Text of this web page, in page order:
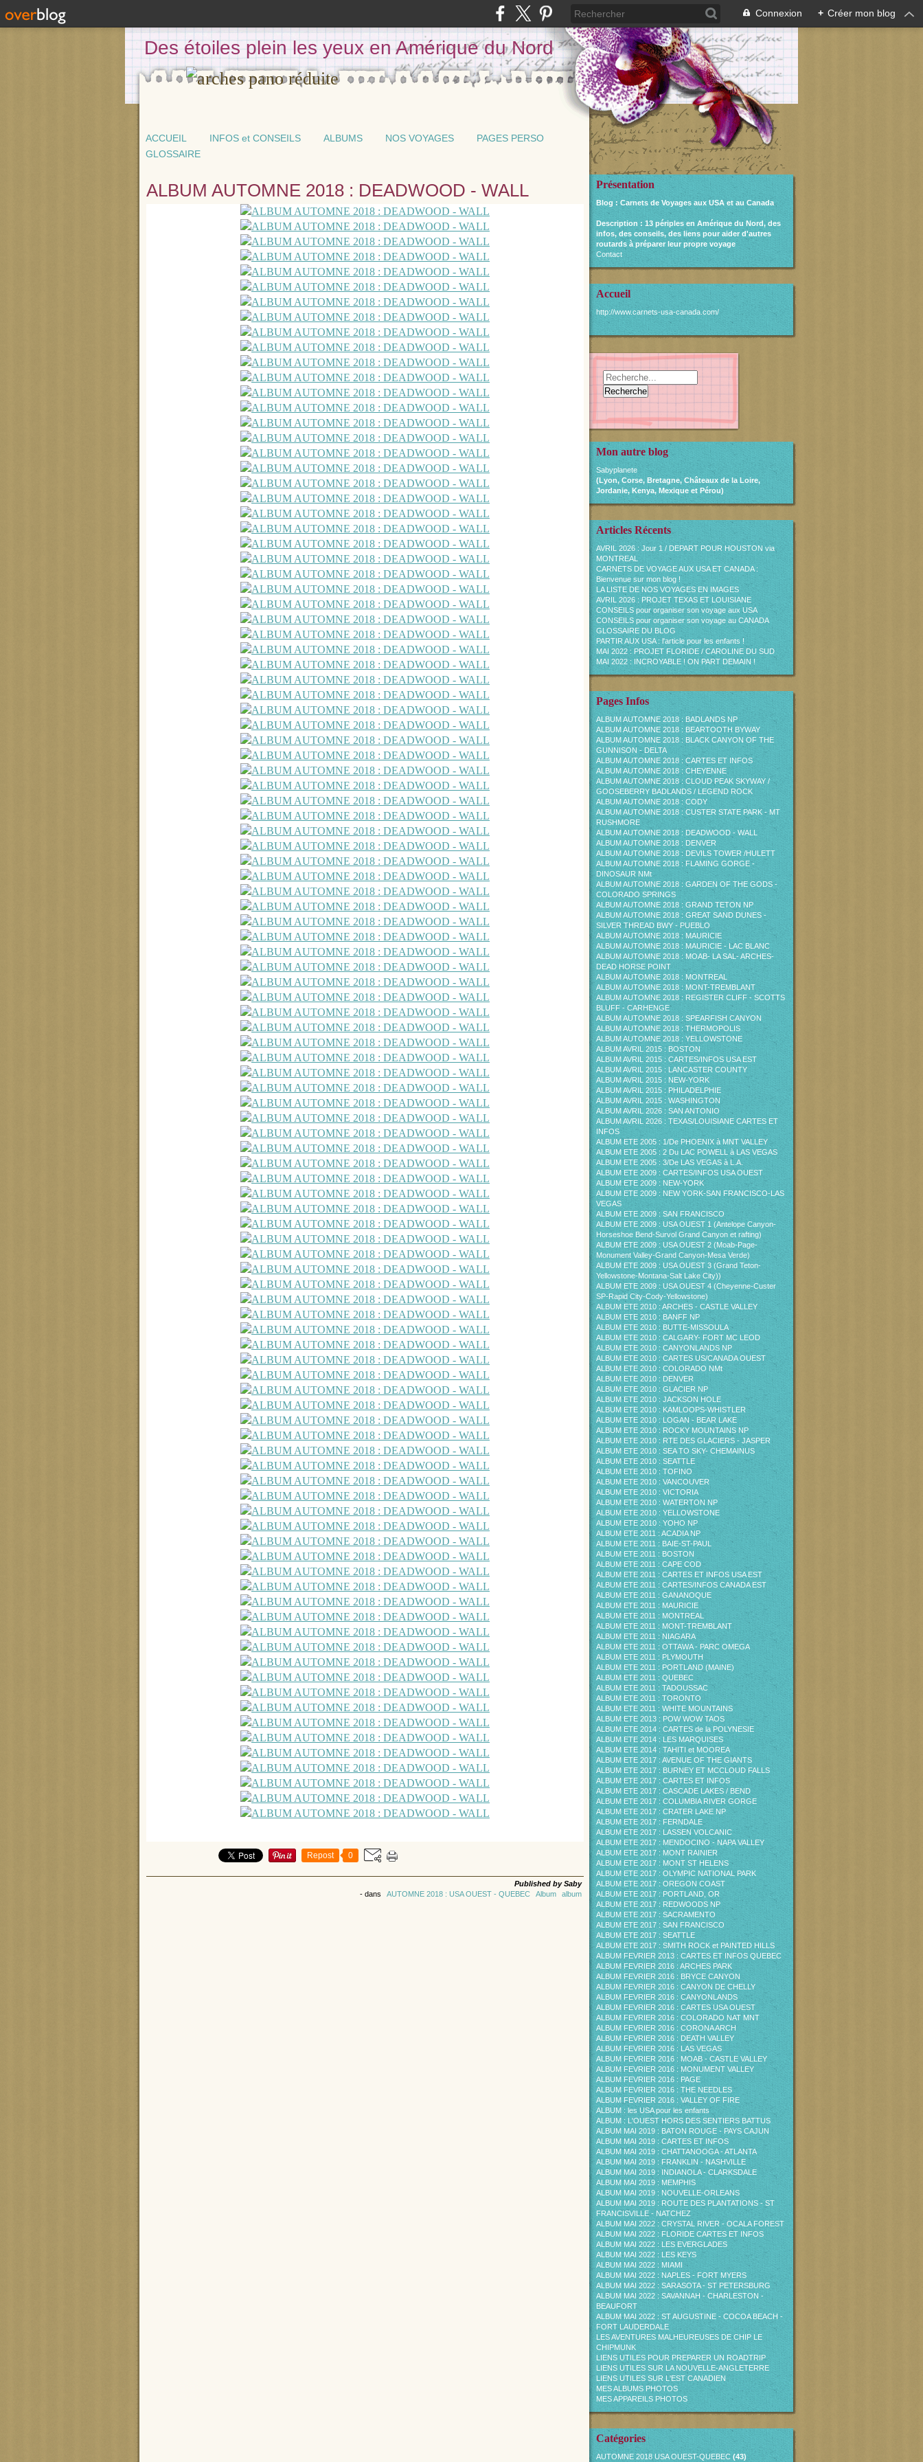
Connexion + Créer mon blog
Des étoiles plein les yeux en Amérique du Nord
ACCUEIL INFOS et CONSEILS ALBUMS NOS VOYAGES
PAGES PERSO
GLOSSAIRE
ALBUM AUTOMNE 2018 : DEADWOOD - WALL
Repost 0
Published by Saby
- dans AUTOMNE 2018 : USA OUEST - QUEBEC Album album
Présentation
Blog : Carnets de Voyages aux USA et au Canada
Description : 13 périples en Amérique du Nord, des
infos, des conseils, des liens pour aider d'autres
routards à préparer leur propre voyage
Contact
Accueil
http://www.carnets-usa-canada.com/
Mon autre blog
Sabyplanete
(Lyon, Corse, Bretagne, Châteaux de la Loire,
Jordanie, Kenya, Mexique et Pérou)
Articles Récents
AVRIL 2026 : Jour 1 / DEPART POUR HOUSTON via
MONTREAL
CARNETS DE VOYAGE AUX USA ET CANADA :
Bienvenue sur mon blog !
LA LISTE DE NOS VOYAGES EN IMAGES
AVRIL 2026 : PROJET TEXAS ET LOUISIANE
CONSEILS pour organiser son voyage aux USA
CONSEILS pour organiser son voyage au CANADA
GLOSSAIRE DU BLOG
PARTIR AUX USA : l'article pour les enfants !
MAI 2022 : PROJET FLORIDE / CAROLINE DU SUD
MAI 2022 : INCROYABLE ! ON PART DEMAIN !
Pages Infos
ALBUM AUTOMNE 2018 : BADLANDS NP
ALBUM AUTOMNE 2018 : BEARTOOTH BYWAY
ALBUM AUTOMNE 2018 : BLACK CANYON OF THE
GUNNISON - DELTA
ALBUM AUTOMNE 2018 : CARTES ET INFOS
ALBUM AUTOMNE 2018 : CHEYENNE
ALBUM AUTOMNE 2018 : CLOUD PEAK SKYWAY /
GOOSEBERRY BADLANDS / LEGEND ROCK
ALBUM AUTOMNE 2018 : CODY
ALBUM AUTOMNE 2018 : CUSTER STATE PARK - MT
RUSHMORE
ALBUM AUTOMNE 2018 : DEADWOOD - WALL
ALBUM AUTOMNE 2018 : DENVER
ALBUM AUTOMNE 2018 : DEVILS TOWER /HULETT
ALBUM AUTOMNE 2018 : FLAMING GORGE -
DINOSAUR NMt
ALBUM AUTOMNE 2018 : GARDEN OF THE GODS -
COLORADO SPRINGS
ALBUM AUTOMNE 2018 : GRAND TETON NP
ALBUM AUTOMNE 2018 : GREAT SAND DUNES -
SILVER THREAD BWY - PUEBLO
ALBUM AUTOMNE 2018 : MAURICIE
ALBUM AUTOMNE 2018 : MAURICIE - LAC BLANC
ALBUM AUTOMNE 2018 : MOAB- LA SAL- ARCHES-
DEAD HORSE POINT
ALBUM AUTOMNE 2018 : MONTREAL
ALBUM AUTOMNE 2018 : MONT-TREMBLANT
ALBUM AUTOMNE 2018 : REGISTER CLIFF - SCOTTS
BLUFF - CARHENGE
ALBUM AUTOMNE 2018 : SPEARFISH CANYON
ALBUM AUTOMNE 2018 : THERMOPOLIS
ALBUM AUTOMNE 2018 : YELLOWSTONE
ALBUM AVRIL 2015 : BOSTON
ALBUM AVRIL 2015 : CARTES/INFOS USA EST
ALBUM AVRIL 2015 : LANCASTER COUNTY
ALBUM AVRIL 2015 : NEW-YORK
ALBUM AVRIL 2015 : PHILADELPHIE
ALBUM AVRIL 2015 : WASHINGTON
ALBUM AVRIL 2026 : SAN ANTONIO
ALBUM AVRIL 2026 : TEXAS/LOUISIANE CARTES ET
INFOS
ALBUM ETE 2005 : 1/De PHOENIX à MNT VALLEY
ALBUM ETE 2005 : 2 Du LAC POWELL à LAS VEGAS
ALBUM ETE 2005 : 3/De LAS VEGAS à L.A.
ALBUM ETE 2009 : CARTES/INFOS USA OUEST
ALBUM ETE 2009 : NEW-YORK
ALBUM ETE 2009 : NEW YORK-SAN FRANCISCO-LAS
VEGAS
ALBUM ETE 2009 : SAN FRANCISCO
ALBUM ETE 2009 : USA OUEST 1 (Antelope Canyon-
Horseshoe Bend-Survol Grand Canyon et rafting)
ALBUM ETE 2009 : USA OUEST 2 (Moab-Page-
Monument Valley-Grand Canyon-Mesa Verde)
ALBUM ETE 2009 : USA OUEST 3 (Grand Teton-
Yellowstone-Montana-Salt Lake City))
ALBUM ETE 2009 : USA OUEST 4 (Cheyenne-Custer
SP-Rapid City-Cody-Yellowstone)
ALBUM ETE 2010 : ARCHES - CASTLE VALLEY
ALBUM ETE 2010 : BANFF NP
ALBUM ETE 2010 : BUTTE-MISSOULA
ALBUM ETE 2010 : CALGARY- FORT MC LEOD
ALBUM ETE 2010 : CANYONLANDS NP
ALBUM ETE 2010 : CARTES US/CANADA OUEST
ALBUM ETE 2010 : COLORADO NMt
ALBUM ETE 2010 : DENVER
ALBUM ETE 2010 : GLACIER NP
ALBUM ETE 2010 : JACKSON HOLE
ALBUM ETE 2010 : KAMLOOPS-WHISTLER
ALBUM ETE 2010 : LOGAN - BEAR LAKE
ALBUM ETE 2010 : ROCKY MOUNTAINS NP
ALBUM ETE 2010 : RTE DES GLACIERS - JASPER
ALBUM ETE 2010 : SEA TO SKY- CHEMAINUS
ALBUM ETE 2010 : SEATTLE
ALBUM ETE 2010 : TOFINO
ALBUM ETE 2010 : VANCOUVER
ALBUM ETE 2010 : VICTORIA
ALBUM ETE 2010 : WATERTON NP
ALBUM ETE 2010 : YELLOWSTONE
ALBUM ETE 2010 : YOHO NP
ALBUM ETE 2011 : ACADIA NP
ALBUM ETE 2011 : BAIE-ST-PAUL
ALBUM ETE 2011 : BOSTON
ALBUM ETE 2011 : CAPE COD
ALBUM ETE 2011 : CARTES ET INFOS USA EST
ALBUM ETE 2011 : CARTES/INFOS CANADA EST
ALBUM ETE 2011 : GANANOQUE
ALBUM ETE 2011 : MAURICIE
ALBUM ETE 2011 : MONTREAL
ALBUM ETE 2011 : MONT-TREMBLANT
ALBUM ETE 2011 : NIAGARA
ALBUM ETE 2011 : OTTAWA - PARC OMEGA
ALBUM ETE 2011 : PLYMOUTH
ALBUM ETE 2011 : PORTLAND (MAINE)
ALBUM ETE 2011 : QUEBEC
ALBUM ETE 2011 : TADOUSSAC
ALBUM ETE 2011 : TORONTO
ALBUM ETE 2011 : WHITE MOUNTAINS
ALBUM ETE 2013 : POW WOW TAOS
ALBUM ETE 2014 : CARTES de la POLYNESIE
ALBUM ETE 2014 : LES MARQUISES
ALBUM ETE 2014 : TAHITI et MOOREA
ALBUM ETE 2017 : AVENUE OF THE GIANTS
ALBUM ETE 2017 : BURNEY ET MCCLOUD FALLS
ALBUM ETE 2017 : CARTES ET INFOS
ALBUM ETE 2017 : CASCADE LAKES / BEND
ALBUM ETE 2017 : COLUMBIA RIVER GORGE
ALBUM ETE 2017 : CRATER LAKE NP
ALBUM ETE 2017 : FERNDALE
ALBUM ETE 2017 : LASSEN VOLCANIC
ALBUM ETE 2017 : MENDOCINO - NAPA VALLEY
ALBUM ETE 2017 : MONT RAINIER
ALBUM ETE 2017 : MONT ST HELENS
ALBUM ETE 2017 : OLYMPIC NATIONAL PARK
ALBUM ETE 2017 : OREGON COAST
ALBUM ETE 2017 : PORTLAND, OR
ALBUM ETE 2017 : REDWOODS NP
ALBUM ETE 2017 : SACRAMENTO
ALBUM ETE 2017 : SAN FRANCISCO
ALBUM ETE 2017 : SEATTLE
ALBUM ETE 2017 : SMITH ROCK et PAINTED HILLS
ALBUM FEVRIER 2013 : CARTES ET INFOS QUEBEC
ALBUM FEVRIER 2016 : ARCHES PARK
ALBUM FEVRIER 2016 : BRYCE CANYON
ALBUM FEVRIER 2016 : CANYON DE CHELLY
ALBUM FEVRIER 2016 : CANYONLANDS
ALBUM FEVRIER 2016 : CARTES USA OUEST
ALBUM FEVRIER 2016 : COLORADO NAT MNT
ALBUM FEVRIER 2016 : CORONA ARCH
ALBUM FEVRIER 2016 : DEATH VALLEY
ALBUM FEVRIER 2016 : LAS VEGAS
ALBUM FEVRIER 2016 : MOAB - CASTLE VALLEY
ALBUM FEVRIER 2016 : MONUMENT VALLEY
ALBUM FEVRIER 2016 : PAGE
ALBUM FEVRIER 2016 : THE NEEDLES
ALBUM FEVRIER 2016 : VALLEY OF FIRE
ALBUM : les USA pour les enfants
ALBUM : L'OUEST HORS DES SENTIERS BATTUS
ALBUM MAI 2019 : BATON ROUGE - PAYS CAJUN
ALBUM MAI 2019 : CARTES ET INFOS
ALBUM MAI 2019 : CHATTANOOGA - ATLANTA
ALBUM MAI 2019 : FRANKLIN - NASHVILLE
ALBUM MAI 2019 : INDIANOLA - CLARKSDALE
ALBUM MAI 2019 : MEMPHIS
ALBUM MAI 2019 : NOUVELLE-ORLEANS
ALBUM MAI 2019 : ROUTE DES PLANTATIONS - ST
FRANCISVILLE - NATCHEZ
ALBUM MAI 2022 : CRYSTAL RIVER - OCALA FOREST
ALBUM MAI 2022 : FLORIDE CARTES ET INFOS
ALBUM MAI 2022 : LES EVERGLADES
ALBUM MAI 2022 : LES KEYS
ALBUM MAI 2022 : MIAMI
ALBUM MAI 2022 : NAPLES - FORT MYERS
ALBUM MAI 2022 : SARASOTA - ST PETERSBURG
ALBUM MAI 2022 : SAVANNAH - CHARLESTON -
BEAUFORT
ALBUM MAI 2022 : ST AUGUSTINE - COCOA BEACH -
FORT LAUDERDALE
LES AVENTURES MALHEUREUSES DE CHIP LE
CHIPMUNK
LIENS UTILES POUR PREPARER UN ROADTRIP
LIENS UTILES SUR LA NOUVELLE-ANGLETERRE
LIENS UTILES SUR L'EST CANADIEN
MES ALBUMS PHOTOS
MES APPAREILS PHOTOS
Catégories
AUTOMNE 2018 USA OUEST-QUEBEC (43)